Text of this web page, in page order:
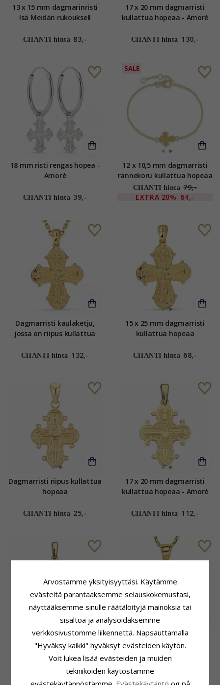
13 x 15 mm dagmarinristi
Isä Meidän rukouksell
CHANTI hinta 83,-
17 x 20 mm dagmarristi
kullattua hopeaa - Amoré
CHANTI hinta 130,-
18 mm risti rengas hopea -
Amoré
CHANTI hinta 39,-
SALE
12 x 10,5 mm dagmarristi
rannekoru kullattua hopeaa
- Amoré
CHANTI hinta 79,-
EXTRA 20% 64,-
Dagmarristi kaulaketju,
jossa on riipus kullattua
CHANTI hinta 132,-
15 x 25 mm dagmarristi
kullattua hopeaa
CHANTI hinta 68,-
Dagmarristi riipus kullattua
hopeaa
CHANTI hinta 25,-
17 x 20 mm dagmarristi
kullattua hopeaa - Amoré
CHANTI hinta 112,-
kullattua hopeaa - Amoré
CHANTI hinta 322,-
15 x 27 mm dagmarristi
kaulaketju kullattua
hopeaa riipus kullattua
hopeaa - Amoré
CHANTI hinta
Arvostamme yksityisyyttäsi. Käytämme
evästeitä parantaaksemme selauskokemustasi,
näyttääksemme sinulle räätälöityjä mainoksia tai
sisältöä ja analysoidaksemme
verkkosivustomme liikennettä. Napsauttamalla
"Hyväksy kaikki" hyväksyt evästeiden käytön.
Voit lukea lisää evästeiden ja muiden
tekniikoiden käytöstämme